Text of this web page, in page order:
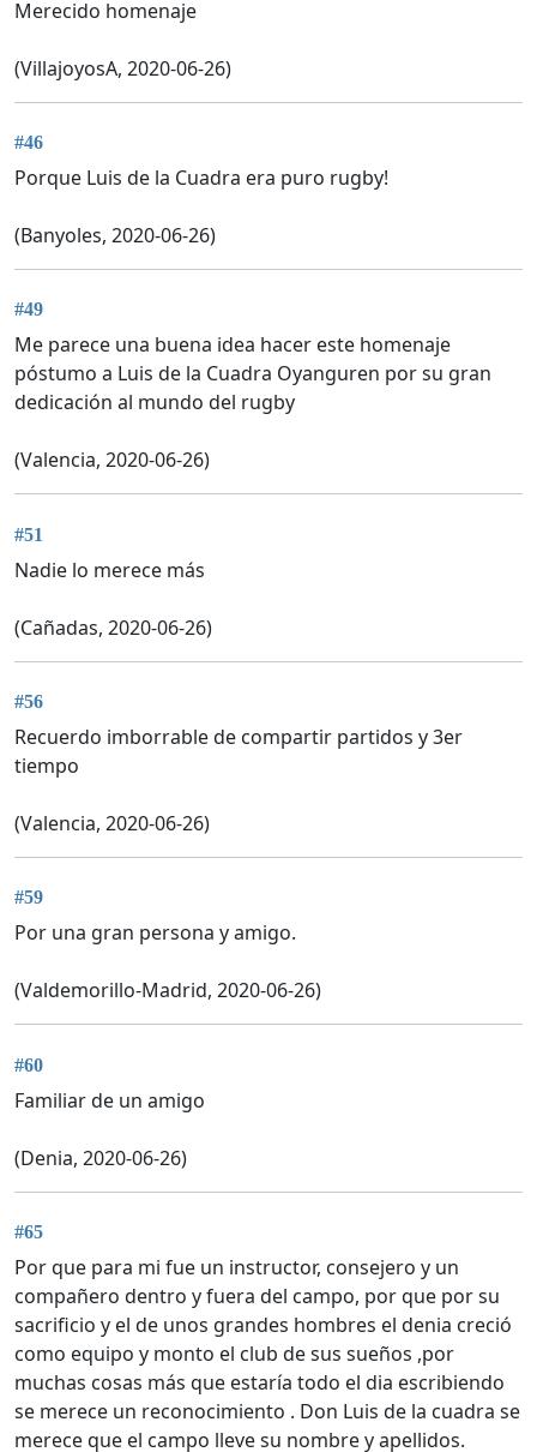
Merecido homenaje
(VillajoyosA, 2020-06-26)
#46
Porque Luis de la Cuadra era puro rugby!
(Banyoles, 2020-06-26)
#49
Me parece una buena idea hacer este homenaje
póstumo a Luis de la Cuadra Oyanguren por su gran
dedicación al mundo del rugby
(Valencia, 2020-06-26)
#51
Nadie lo merece más
(Cañadas, 2020-06-26)
#56
Recuerdo imborrable de compartir partidos y 3er
tiempo
(Valencia, 2020-06-26)
#59
Por una gran persona y amigo.
(Valdemorillo-Madrid, 2020-06-26)
#60
Familiar de un amigo
(Denia, 2020-06-26)
#65
Por que para mi fue un instructor, consejero y un
compañero dentro y fuera del campo, por que por su
sacrificio y el de unos grandes hombres el denia creció
como equipo y monto el club de sus sueños ,por
muchas cosas más que estaría todo el dia escribiendo
se merece un reconocimiento . Don Luis de la cuadra se
merece que el campo lleve su nombre y apellidos.